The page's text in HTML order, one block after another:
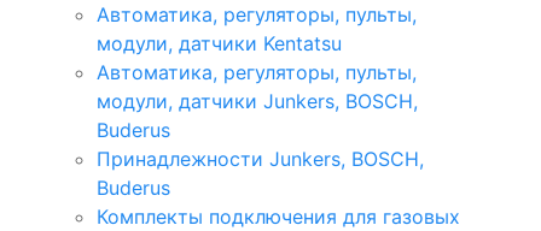
Автоматика, регуляторы, пульты,
модули, датчики Kentatsu
Автоматика, регуляторы, пульты,
модули, датчики Junkers, BOSCH,
Buderus
Принадлежности Junkers, BOSCH,
Buderus
Комплекты подключения для газовых